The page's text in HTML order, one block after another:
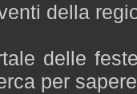
della
delle
per